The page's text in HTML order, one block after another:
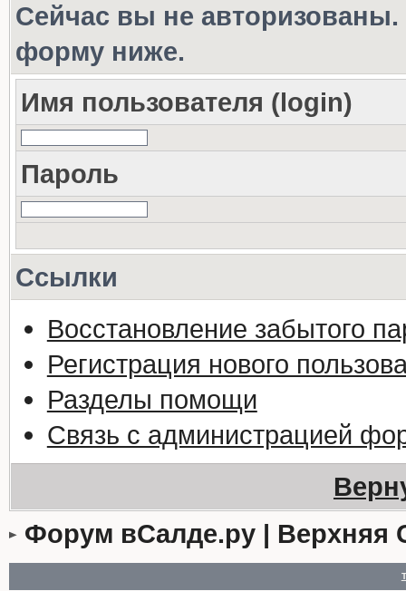
Сейчас вы не авторизованы.
форму ниже.
Имя пользователя (login)
Пароль
Ссылки
Восстановление забытого
Регистрация нового
Разделы помощи
Связь с администрацией
Форум вСалде.ру | Верхняя